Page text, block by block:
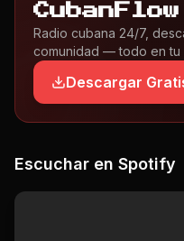
CubanFlow
Radio cubana 24/7,
comunidad — todo en tu
Descargar
Escuchar en Spotify